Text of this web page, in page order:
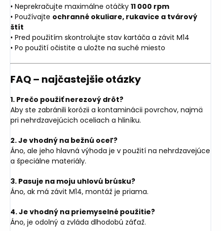
• Neprekračujte maximálne otáčky 11 000 rpm
• Používajte ochranné okuliare, rukavice a tvárový
štít
• Pred použitím skontrolujte stav kartáča a závit M14
• Po použití očistite a uložte na suché miesto
FAQ – najčastejšie otázky
1. Prečo použiť nerezový drôt?
Aby ste zabránili korózii a kontaminácii povrchov, najmä
pri nehrdzavejúcich oceliach a hliníku.
2. Je vhodný na bežnú oceľ?
Áno, ale jeho hlavná výhoda je v použití na nehrdzavejúce
a špeciálne materiály.
3. Pasuje na moju uhlovú brúsku?
Áno, ak má závit M14, montáž je priama.
4. Je vhodný na priemyselné použitie?
Áno, je odolný a zvláda dlhodobú záťaž.